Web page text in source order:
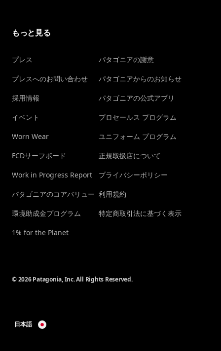
もっと見る
プレス
プレスへのお問い合わせ
採用情報
イベント
Worn Wear
FCDサーフボード
Work in Progress Report
パタゴニアのコアバリュー
環境助成金プログラム
1% for the Planet
パタゴニアの謝意
パタゴニアからのお知らせ
パタゴニアの公式アプリ
プロセールス プログラム
ユニフォーム プログラム
正規取扱店について
プライバシーポリシー
利用規約
特定商取引法に基づく表示
© 2026 Patagonia, Inc. All Rights Reserved.
日本語